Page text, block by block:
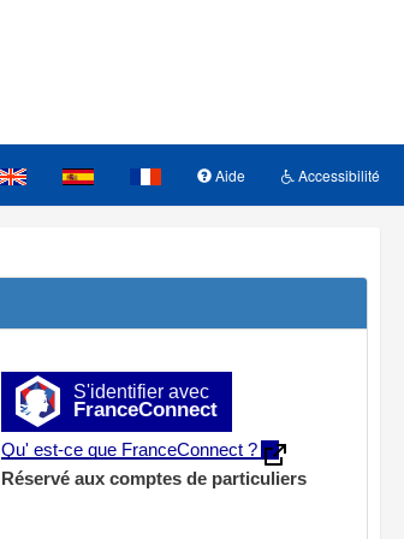
Aide Accessibilité
S'identifier avec
FranceConnect
Qu' est-ce que FranceConnect ?
Réservé aux comptes de particuliers